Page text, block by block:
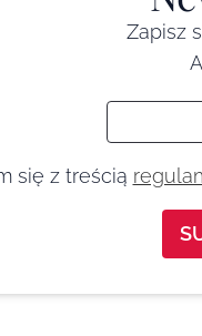
Zapisz
się z treścią